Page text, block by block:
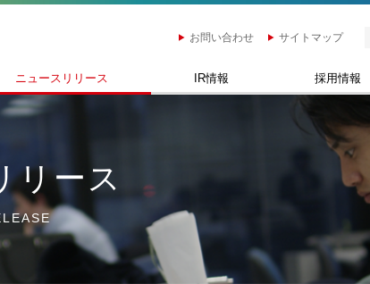
お問い合わせ サイトマップ
ニュースリリース IR情報 採用情報
リース